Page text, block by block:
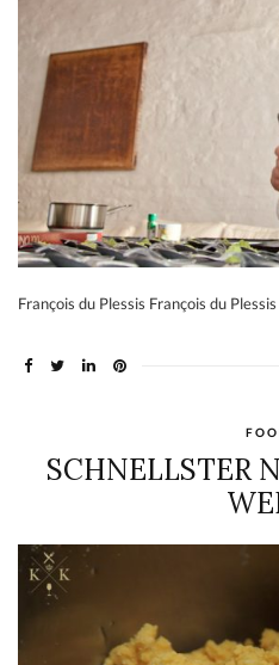
François du Plessis François du
SCHNELLSTER